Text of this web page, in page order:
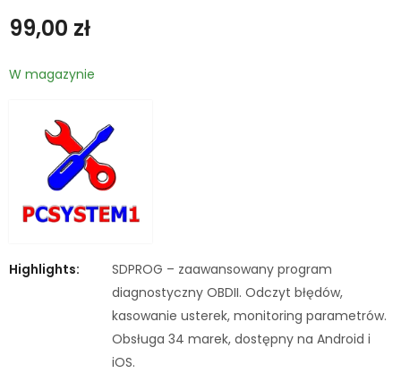
99,00 zł
W magazynie
Highlights:
SDPROG – zaawansowany program
diagnostyczny OBDII. Odczyt błędów,
kasowanie usterek, monitoring parametrów.
Obsługa 34 marek, dostępny na Android i
iOS.